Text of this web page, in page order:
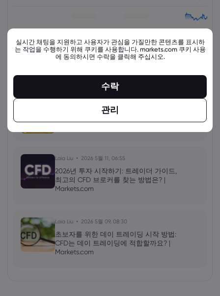
view_all_instruments
최신 교육 자료 더 보기
금 거래 방법: 금 CFD 거래 팁, XAU/USD
단기 거래 | Markets.com
Laia Liu 2026 5월 11, 06:55
2026년 투자 시작하기: 트레이더 가이드,
최고의 CFD 브로커를 찾는 방법은? |
Markets.com
Laia Liu 2026 5월 09, 08:30
초보자를 위한 데이 트레이딩 시작 방법:
CFD는 데이 트레이딩에 적합할까요? |
Markets.com
실시간 채팅을 지원하고 사용자가 관심을 가질만한 콘텐츠를 표시하
는 작업을 수행하기 위해 쿠키를 사용합니다. markets.com 쿠키 사용
에 동의하시면 수락을 클릭해 주십시오.
수락
관리